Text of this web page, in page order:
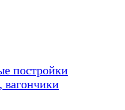
постройки
вагончики